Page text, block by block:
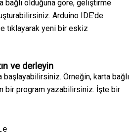
bağlı olduğuna göre, geliştirme
Arduino IDE'de
tıklayarak yeni bir eskiz
ve derleyin
Örneğin, karta bağlı
bir program yazabilirsiniz. İşte bir